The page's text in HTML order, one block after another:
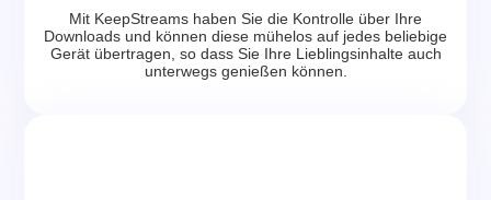
Mit KeepStreams haben Sie die Kontrolle über Ihre
Downloads und können diese mühelos auf jedes beliebige
Gerät übertragen, so dass Sie Ihre Lieblingsinhalte auch
unterwegs genießen können.